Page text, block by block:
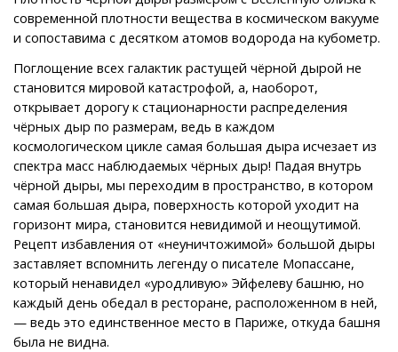
современной плотности вещества в космическом вакууме
и сопоставима с десятком атомов водорода на кубометр.
Поглощение всех галактик растущей чёрной дырой не
становится мировой катастрофой, а, наоборот,
открывает дорогу к стационарности распределения
чёрных дыр по размерам, ведь в каждом
космологическом цикле самая большая дыра исчезает из
спектра масс наблюдаемых чёрных дыр! Падая внутрь
чёрной дыры, мы переходим в пространство, в котором
самая большая дыра, поверхность которой уходит на
горизонт мира, становится невидимой и неощутимой.
Рецепт избавления от «неуничтожимой» большой дыры
заставляет вспомнить легенду о писателе Мопассане,
который ненавидел «уродливую» Эйфелеву башню, но
каждый день обедал в ресторане, расположенном в ней,
— ведь это единственное место в Париже, откуда башня
была не видна.